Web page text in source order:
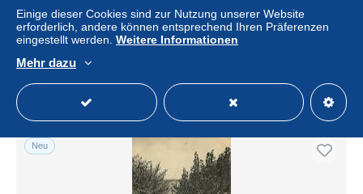
89-LIGNY LE CHATEL-N°T1142-A/0137
± 8,09 $
Status Gewerblicher Händler
Neu
Einige dieser Cookies sind zur Nutzung unserer Website
erforderlich, andere können entsprechend Ihren Präferenzen
eingestellt werden. Weitere Informationen
Mehr dazu